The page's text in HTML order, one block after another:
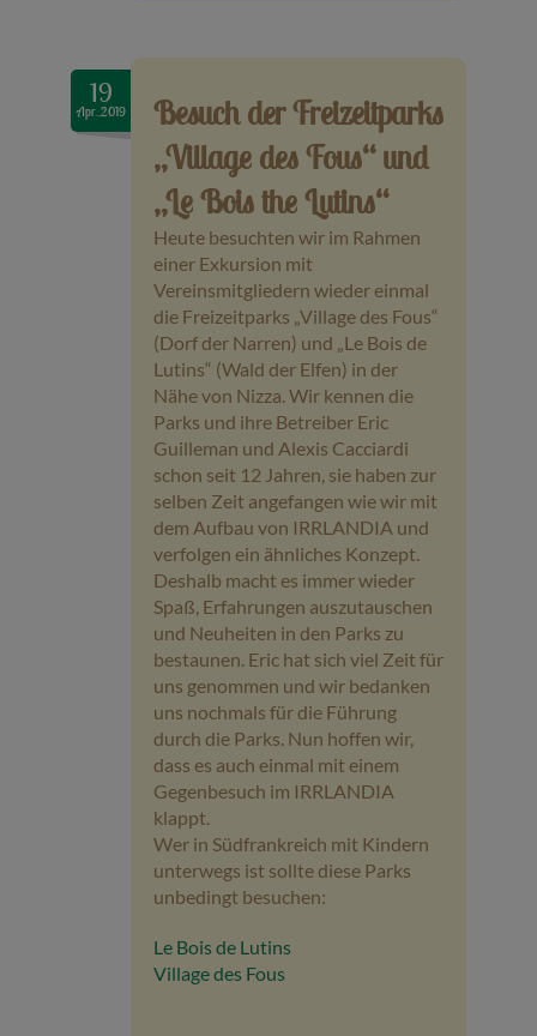
19
Apr..2019
Besuch der Freizeitparks
„Village des Fous“ und
„Le Bois the Lutins“
Heute besuchten wir im Rahmen
einer Exkursion mit
Vereinsmitgliedern wieder einmal
die Freizeitparks „Village des Fous“
(Dorf der Narren) und „Le Bois de
Lutins“ (Wald der Elfen) in der
Nähe von Nizza. Wir kennen die
Parks und ihre Betreiber Eric
Guilleman und Alexis Cacciardi
schon seit 12 Jahren, sie haben zur
selben Zeit angefangen wie wir mit
dem Aufbau von IRRLANDIA und
verfolgen ein ähnliches Konzept.
Deshalb macht es immer wieder
Spaß, Erfahrungen auszutauschen
und Neuheiten in den Parks zu
bestaunen. Eric hat sich viel Zeit für
uns genommen und wir bedanken
uns nochmals für die Führung
durch die Parks. Nun hoffen wir,
dass es auch einmal mit einem
Gegenbesuch im IRRLANDIA
klappt.
Wer in Südfrankreich mit Kindern
unterwegs ist sollte diese Parks
unbedingt besuchen:
Le Bois de Lutins
Village des Fous